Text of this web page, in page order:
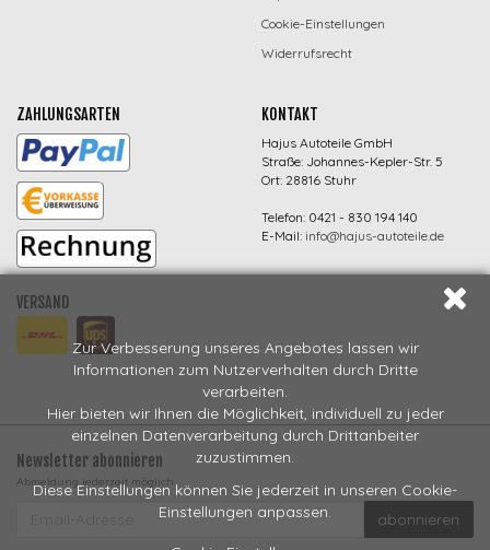
Zur Verbesserung unseres Angebotes lassen wir
Informationen zum Nutzerverhalten durch Dritte
verarbeiten.
Hier bieten wir Ihnen die Möglichkeit, individuell zu jeder
einzelnen Datenverarbeitung durch Drittanbeiter
zuzustimmen.
Diese Einstellungen können Sie jederzeit in unseren Cookie-
Einstellungen anpassen.
Cookie-Einstellungen
Widerrufsrecht
ZAHLUNGSARTEN
VERSAND
KONTAKT
Hajus Autoteile GmbH
Straße: Johannes-Kepler-Str. 5
Ort: 28816 Stuhr
Telefon: 0421 - 830 194 140
E-Mail: info@hajus-autoteile.de
Newsletter abonnieren
Abmeldung jederzeit möglich
abonnieren